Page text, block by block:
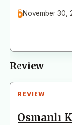
November 30,
Review
REVIEW
Osmanlı